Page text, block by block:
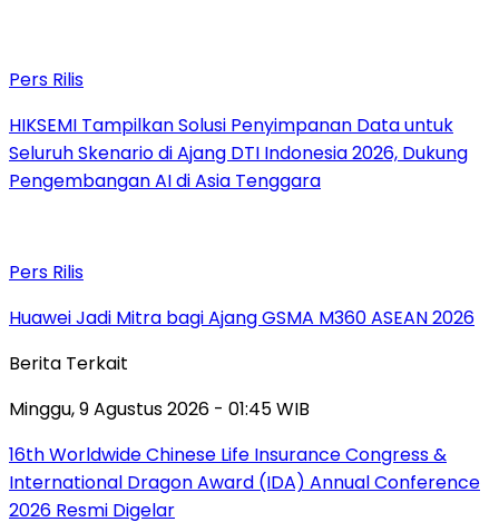
Pers Rilis
HIKSEMI Tampilkan Solusi Penyimpanan Data untuk
Seluruh Skenario di Ajang DTI Indonesia 2026, Dukung
Pengembangan AI di Asia Tenggara
Pers Rilis
Huawei Jadi Mitra bagi Ajang GSMA M360 ASEAN 2026
Berita Terkait
Minggu, 9 Agustus 2026 - 01:45 WIB
16th Worldwide Chinese Life Insurance Congress &
International Dragon Award (IDA) Annual Conference
2026 Resmi Digelar